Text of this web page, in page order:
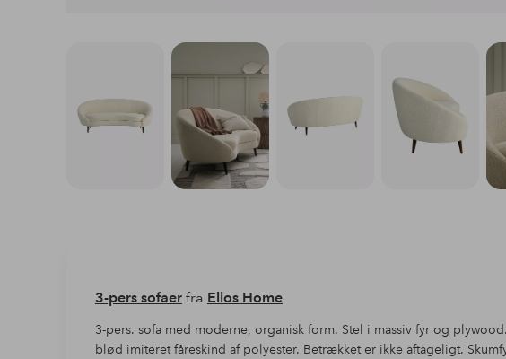
3-pers sofaerfra Ellos Home
3-pers. sofa med moderne, organisk form. Stel i massiv fyr og
blød imiteret fåreskind af polyester. Betrækket er ikke aftageligt.